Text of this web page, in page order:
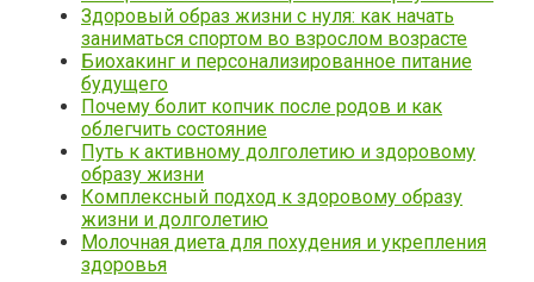
Здоровый образ жизни с нуля: как начать
заниматься спортом во взрослом возрасте
Биохакинг и персонализированное питание
будущего
Почему болит копчик после родов и как
облегчить состояние
Путь к активному долголетию и здоровому
образу жизни
Комплексный подход к здоровому образу
жизни и долголетию
Молочная диета для похудения и укрепления
здоровья